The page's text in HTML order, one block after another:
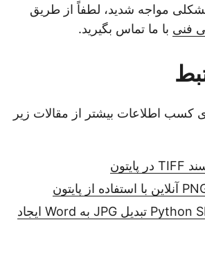
فنیبا ما تماس بگیرید.
کسب اطلاعات بیشتر از مقالات زیر
با استفاده از Python SDK تبدیل JPG به Word ایجاد